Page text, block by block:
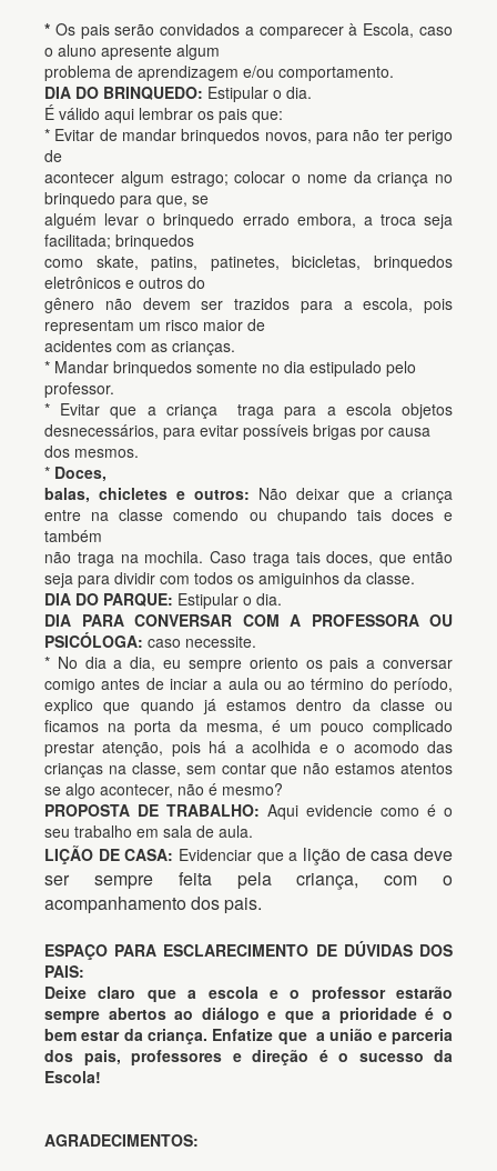
* Os pais serão convidados a comparecer à Escola, caso
o aluno apresente algum
problema de aprendizagem e/ou comportamento.
DIA DO BRINQUEDO: Estipular o dia.
É válido aqui lembrar os pais que:
* Evitar de mandar brinquedos novos, para não ter perigo
de
acontecer algum estrago; colocar o nome da criança no
brinquedo para que, se
alguém levar o brinquedo errado embora, a troca seja
facilitada; brinquedos
como skate, patins, patinetes, bicicletas, brinquedos
eletrônicos e outros do
gênero não devem ser trazidos para a escola, pois
representam um risco maior de
acidentes com as crianças.
* Mandar brinquedos somente no dia estipulado pelo
professor.
* Evitar que a criançatraga para a escola objetos
desnecessários, para evitar possíveis brigas por causa
dos mesmos.
* Doces,
balas, chicletes e outros: Não deixar que a criança
entre na classe comendo ou chupando tais doces e
também
não traga na mochila. Caso traga tais doces, que então
seja para dividir com todos os amiguinhos da classe.
DIA DO PARQUE: Estipular o dia.
DIA PARA CONVERSAR COM A PROFESSORA OU
PSICÓLOGA: caso necessite.
* No dia a dia, eu sempre oriento os pais a conversar
comigo antes de inciar a aula ou ao término do período,
explico que quando já estamos dentro da classe ou
ficamos na porta da mesma, é um pouco complicado
prestar atenção, pois há a acolhida e o acomodo das
crianças na classe, sem contar que não estamos atentos
se algo acontecer, não é mesmo?
PROPOSTA DE TRABALHO: Aqui evidencie como é o
seu trabalho em sala de aula.
LIÇÃO DE CASA: Evidenciar que a lição de casa deve
ser sempre feita pela criança, com o
acompanhamento dos pais.
ESPAÇO PARA ESCLARECIMENTO DE DÚVIDAS DOS
PAIS:
Deixe claro que a escola e o professor estarão
sempre abertos ao diálogo e que a prioridade é o
bem estar da criança. Enfatize que aunião e parceria
dos pais, professores e direção é o sucesso da
Escola!
AGRADECIMENTOS: